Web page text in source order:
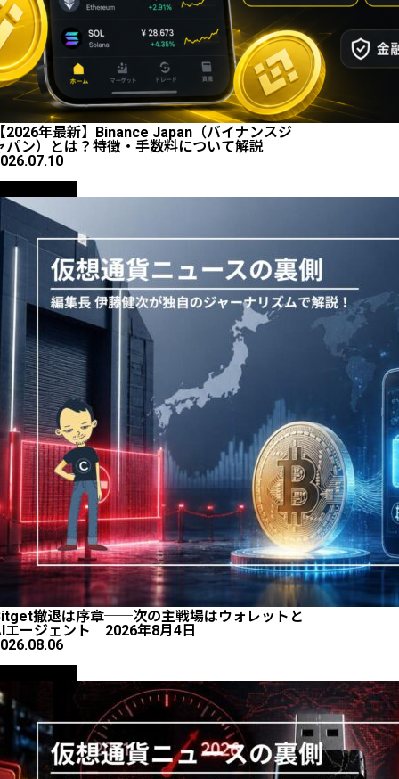
2026年最新】Binance Japan（バイナンスジ
パン）とは？特徴・手数料について解説
撤退は序章──次の主戦場はウォレットと
エージェント 2026年8月4日